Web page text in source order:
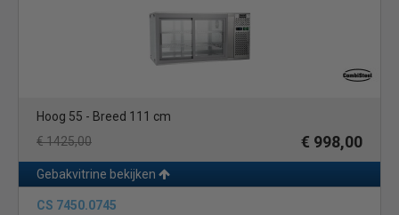
Hoog 55 - Breed 111 cm
€ 1425,00
€ 998,00
Gebakvitrine bekijken
CS 7450.0745